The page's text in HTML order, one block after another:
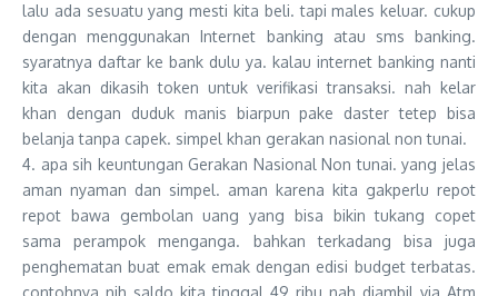
lalu ada sesuatu yang mesti kita beli. tapi males keluar. cukup
dengan menggunakan Internet banking atau sms banking.
syaratnya daftar ke bank dulu ya. kalau internet banking nanti
kita akan dikasih token untuk verifikasi transaksi. nah kelar
khan dengan duduk manis biarpun pake daster tetep bisa
belanja tanpa capek. simpel khan gerakan nasional non tunai.
4. apa sih keuntungan Gerakan Nasional Non tunai. yang jelas
aman nyaman dan simpel. aman karena kita gakperlu repot
repot bawa gembolan uang yang bisa bikin tukang copet
sama perampok menganga. bahkan terkadang bisa juga
penghematan buat emak emak dengan edisi budget terbatas.
contohnya nih saldo kita tinggal 49 ribu nah diambil via Atm